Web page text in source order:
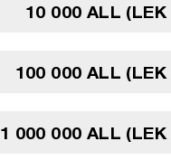
10 000 ALL
100 000 ALL
1 000 000 ALL